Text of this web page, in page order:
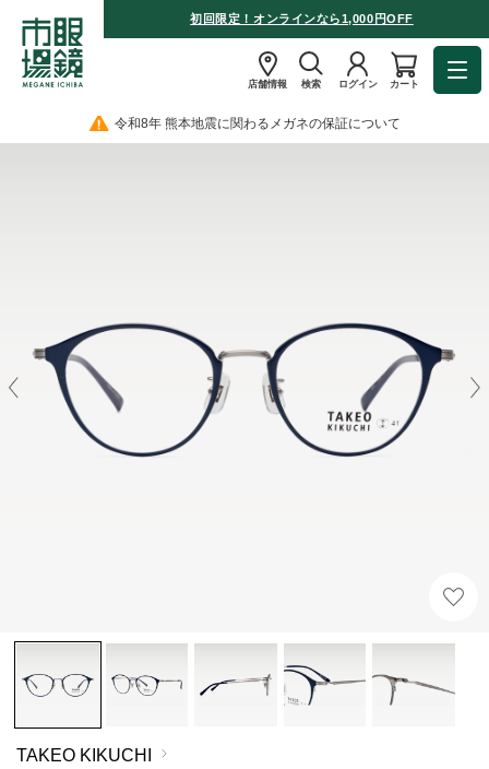
初回限定！オンラインなら1,000円OFF
店舗情報 検索 ログイン カート
令和8年 熊本地震に関わるメガネの保証について
TAKEO KIKUCHI